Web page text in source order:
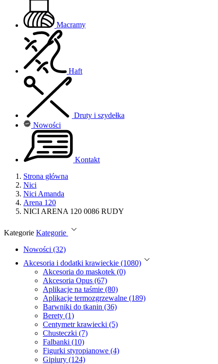
Macramy
Haft
Druty i szydełka
Nowości
Kontakt
Strona główna
Nici
Nici Amanda
Arena 120
NICI ARENA 120 0086 RUDY
Kategorie Kategorie
Nowości (32)
Akcesoria i dodatki krawieckie (1080)
Akcesoria do maskotek (0)
Akcesoria Opus (67)
Aplikacje na taśmie (80)
Aplikacje termozgrzewalne (189)
Barwniki do tkanin (36)
Berety (1)
Centymetr krawiecki (5)
Chusteczki (7)
Falbanki (10)
Figurki styropianowe (4)
Gipiury (124)